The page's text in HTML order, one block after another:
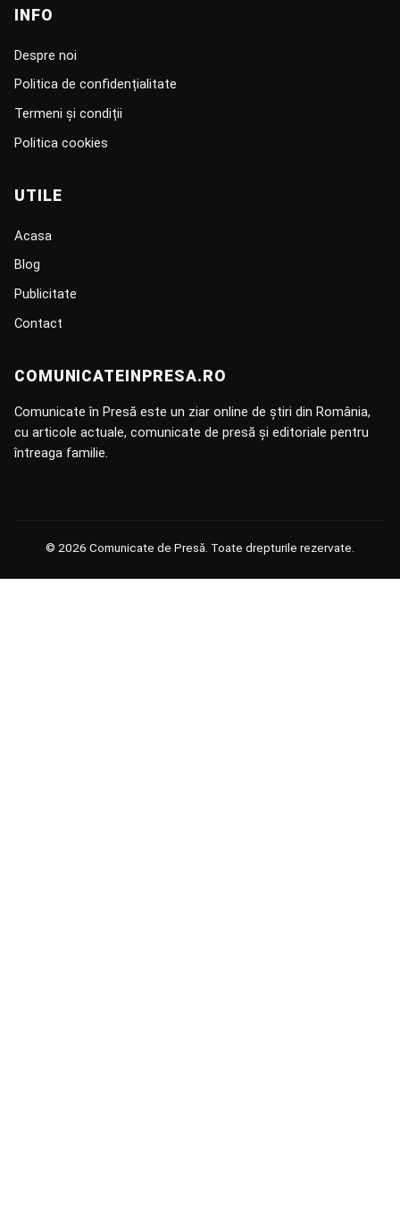
INFO
Despre noi
Politica de confidențialitate
Termeni și condiții
Politica cookies
UTILE
Acasa
Blog
Publicitate
Contact
COMUNICATEINPRESA.RO
Comunicate în Presă este un ziar online de știri din România,
cu articole actuale, comunicate de presă și editoriale pentru
întreaga familie.
© 2026 Comunicate de Presă. Toate drepturile rezervate.